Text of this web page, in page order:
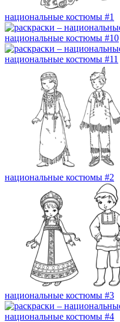
национальные костюмы #1
национальные костюмы #10
национальные костюмы #11
национальные костюмы #2
национальные костюмы #3
национальные костюмы #4